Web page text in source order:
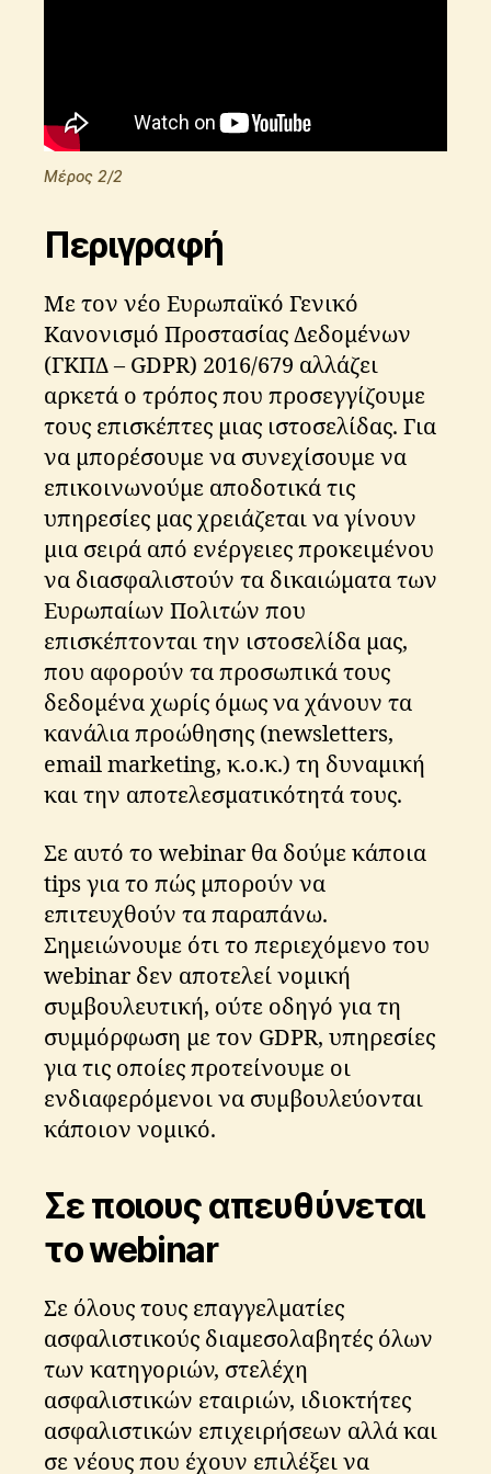
Μέρος 2/2
Περιγραφή
Με τον νέο Ευρωπαϊκό Γενικό
Κανονισμό Προστασίας Δεδομένων
(ΓΚΠΔ – GDPR) 2016/679 αλλάζει
αρκετά ο τρόπος που προσεγγίζουμε
τους επισκέπτες μιας ιστοσελίδας. Για
να μπορέσουμε να συνεχίσουμε να
επικοινωνούμε αποδοτικά τις
υπηρεσίες μας χρειάζεται να γίνουν
μια σειρά από ενέργειες προκειμένου
να διασφαλιστούν τα δικαιώματα των
Ευρωπαίων Πολιτών που
επισκέπτονται την ιστοσελίδα μας,
που αφορούν τα προσωπικά τους
δεδομένα χωρίς όμως να χάνουν τα
κανάλια προώθησης (newsletters,
email marketing, κ.ο.κ.) τη δυναμική
και την αποτελεσματικότητά τους.
Σε αυτό το webinar θα δούμε κάποια
tips για το πώς μπορούν να
επιτευχθούν τα παραπάνω.
Σημειώνουμε ότι το περιεχόμενο του
webinar δεν αποτελεί νομική
συμβουλευτική, ούτε οδηγό για τη
συμμόρφωση με τον GDPR, υπηρεσίες
για τις οποίες προτείνουμε οι
ενδιαφερόμενοι να συμβουλεύονται
κάποιον νομικό.
Σε ποιους απευθύνεται
το webinar
Σε όλους τους επαγγελματίες
ασφαλιστικούς διαμεσολαβητές όλων
των κατηγοριών, στελέχη
ασφαλιστικών εταιριών, ιδιοκτήτες
ασφαλιστικών επιχειρήσεων αλλά και
σε νέους που έχουν επιλέξει να